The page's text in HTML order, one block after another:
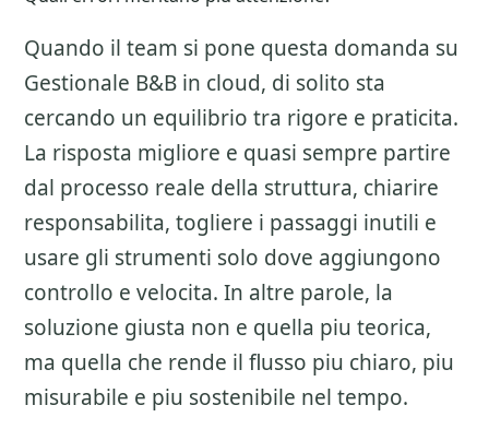
Quando il team si pone questa domanda su
Gestionale B&B in cloud, di solito sta
cercando un equilibrio tra rigore e praticita.
La risposta migliore e quasi sempre partire
dal processo reale della struttura, chiarire
responsabilita, togliere i passaggi inutili e
usare gli strumenti solo dove aggiungono
controllo e velocita. In altre parole, la
soluzione giusta non e quella piu teorica,
ma quella che rende il flusso piu chiaro, piu
misurabile e piu sostenibile nel tempo.